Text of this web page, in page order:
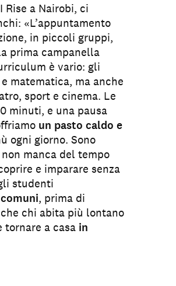
Rise a Nairobi, ci
«L’appuntamento
in piccoli gruppi,
prima campanella
è vario: gli
matematica, ma anche
sport e cinema. Le
minuti, e una pausa
un pasto caldo e
ogni giorno. Sono
manca del tempo
e imparare senza
studenti
, prima di
chi abita più lontano
tornare a casa in